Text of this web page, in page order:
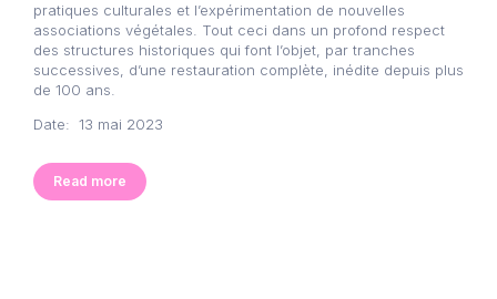
pratiques culturales et l’expérimentation de nouvelles
associations végétales. Tout ceci dans un profond respect
des structures historiques qui font l’objet, par tranches
successives, d’une restauration complète, inédite depuis plus
de 100 ans.
Date: 13 mai 2023
Read more